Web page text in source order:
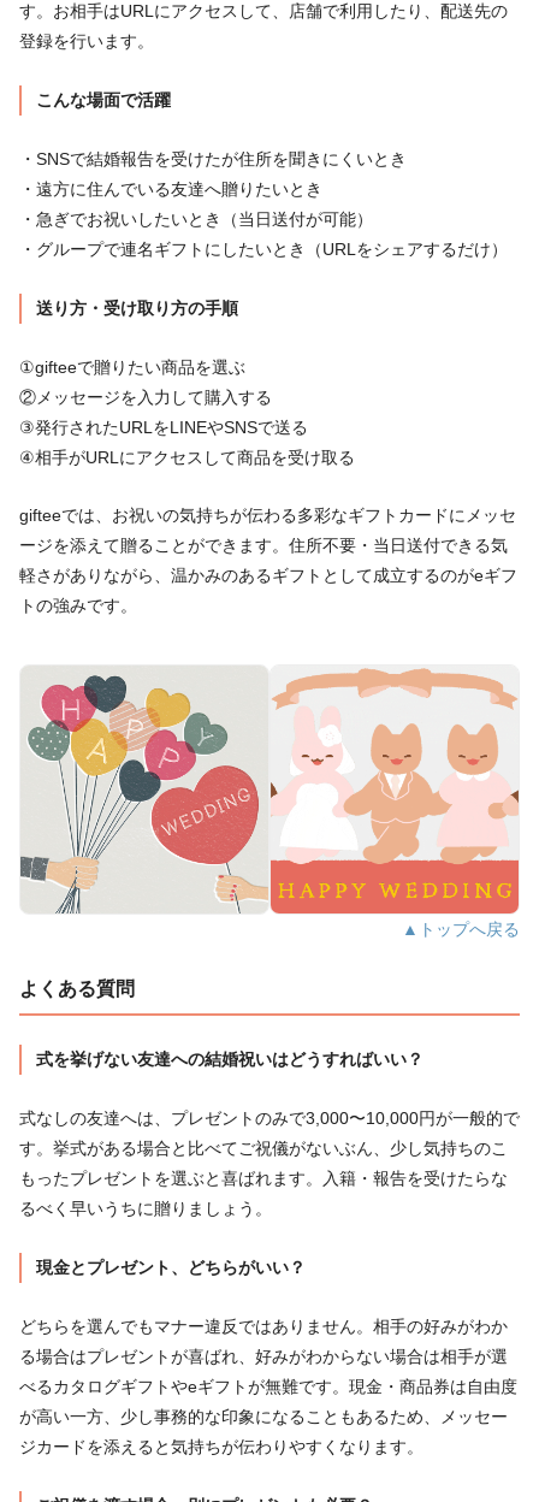
す。お相手はURLにアクセスして、店舗で利用したり、配送先の
登録を行います。
こんな場面で活躍
・SNSで結婚報告を受けたが住所を聞きにくいとき
・遠方に住んでいる友達へ贈りたいとき
・急ぎでお祝いしたいとき（当日送付が可能）
・グループで連名ギフトにしたいとき（URLをシェアするだけ）
送り方・受け取り方の手順
①gifteeで贈りたい商品を選ぶ
②メッセージを入力して購入する
③発行されたURLをLINEやSNSで送る
④相手がURLにアクセスして商品を受け取る
gifteeでは、お祝いの気持ちが伝わる多彩なギフトカードにメッセ
ージを添えて贈ることができます。住所不要・当日送付できる気
軽さがありながら、温かみのあるギフトとして成立するのがeギフ
トの強みです。
▲トップへ戻る
よくある質問
式を挙げない友達への結婚祝いはどうすればいい？
式なしの友達へは、プレゼントのみで3,000〜10,000円が一般的で
す。挙式がある場合と比べてご祝儀がないぶん、少し気持ちのこ
もったプレゼントを選ぶと喜ばれます。入籍・報告を受けたらな
るべく早いうちに贈りましょう。
現金とプレゼント、どちらがいい？
どちらを選んでもマナー違反ではありません。相手の好みがわか
る場合はプレゼントが喜ばれ、好みがわからない場合は相手が選
べるカタログギフトやeギフトが無難です。現金・商品券は自由度
が高い一方、少し事務的な印象になることもあるため、メッセー
ジカードを添えると気持ちが伝わりやすくなります。